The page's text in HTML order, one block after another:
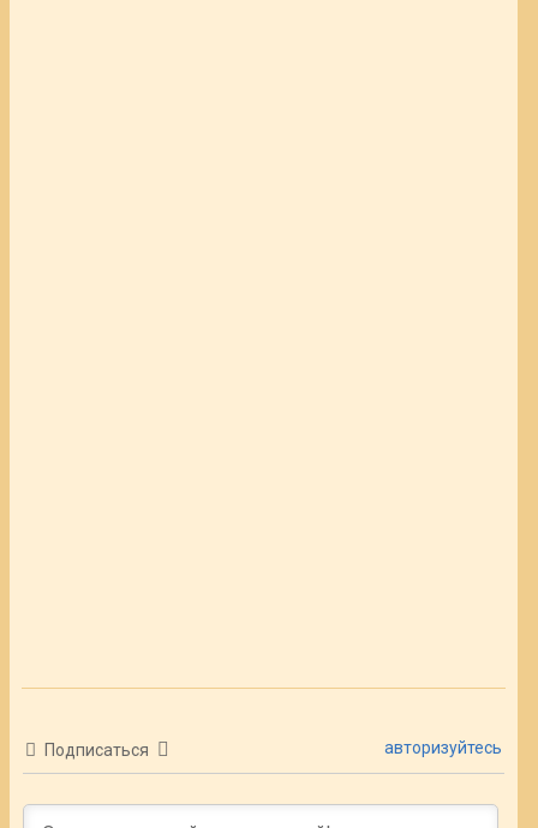
Подписаться авторизуйтесь